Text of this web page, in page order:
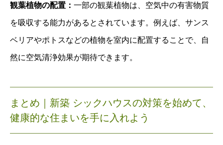
観葉植物の配置： 一部の観葉植物は、空気中の有害物質
を吸収する能力があるとされています。例えば、サンス
ベリアやポトスなどの植物を室内に配置することで、自
然に空気清浄効果が期待できます。
まとめ｜ 新築 シックハウスの対策を始めて、
健康的な住まいを手に入れよう